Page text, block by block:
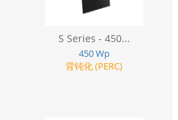
S Series - 450...
450 Wp
背钝化 (PERC)